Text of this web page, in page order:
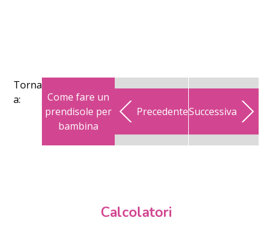
Torna
a:
Come fare un
prendisole per
bambina
PrecedenteSuccessiva
Calcolatori